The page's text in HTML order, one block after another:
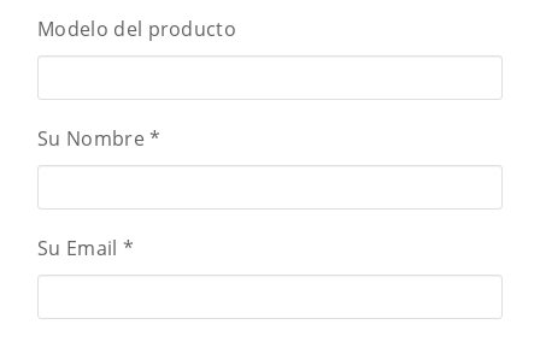
Modelo del producto
Su Nombre*
Su Email *